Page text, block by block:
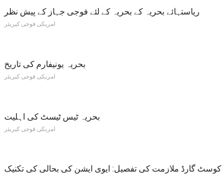
ریاستہائے بحریہ کے بحریہ کے لئے فوجی جہاز کے پیش نظر
امریکی فوجی کیریئر
بحریہ یونیفارم کی تاریخ
امریکی فوجی کیریئر
بحریہ ٹیس ٹیسٹ کی اہلیت
امریکی فوجی کیریئر
کوسٹ گارڈ ملازمت کی تفصیل: ایوی ایشن کی بحالی کی تکنیک